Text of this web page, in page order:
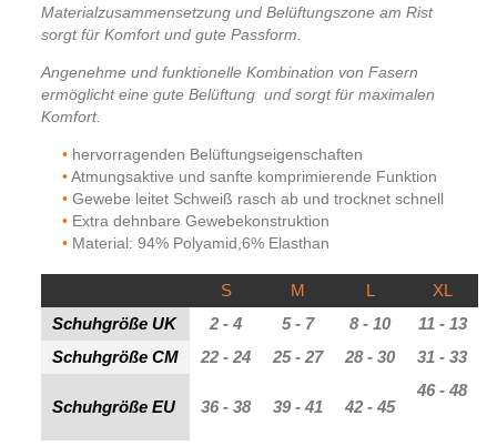
Materialzusammensetzung und Belüftungszone am Rist
sorgt für Komfort und gute Passform.
Angenehme und funktionelle Kombination von Fasern
ermöglicht eine gute Belüftung und sorgt für maximalen
Komfort.
hervorragenden Belüftungseigenschaften
Atmungsaktive und sanfte komprimierende Funktion
Gewebe leitet Schweiß rasch ab und trocknet schnell
Extra dehnbare Gewebekonstruktion
Material: 94% Polyamid,6% Elasthan
S M L XL
Schuhgröße UK 2 - 4 5 - 7 8 - 10
11 - 13
Schuhgröße CM
22 - 24 25 - 27 28 - 30 31 - 33
Schuhgröße EU 36 - 38 39 - 41 42 - 45
46 - 48